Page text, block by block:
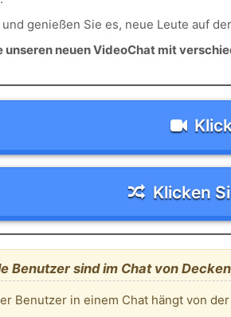
genießen Sie es, neue Leute auf
unseren neuen VideoChat mit
Klicken
Benutzer sind im Chat von
Benutzer in einem Chat hängt von